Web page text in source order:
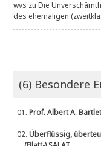
wvs zuDie
des ehemaligen
(6) Besondere
01.Prof. Albert A.
02.Überflüssig,